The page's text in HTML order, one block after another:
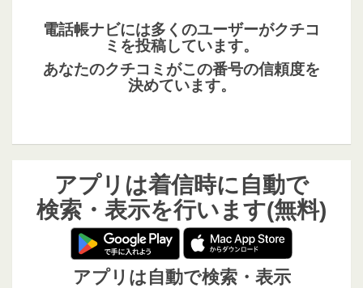
電話帳ナビには多くのユーザーがクチコ
ミを投稿しています。
あなたのクチコミがこの番号の信頼度を
決めています。
アプリは着信時に自動で
検索・表示を行います(無料)
アプリは自動で検索・表示